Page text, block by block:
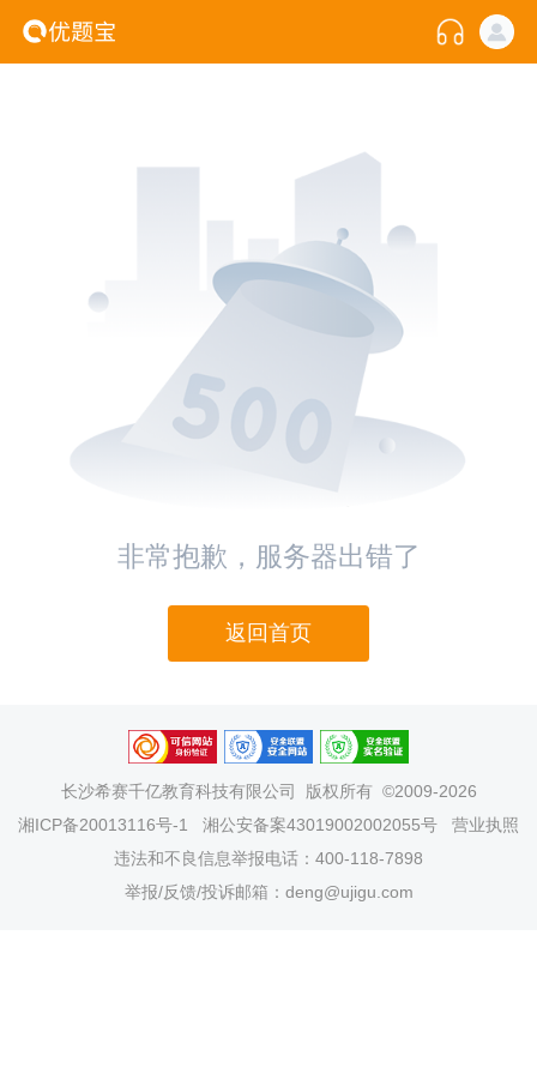
非常抱歉，服务器出错了
返回首页
长沙希赛千亿教育科技有限公司
版权所有 ©2009-2026
湘ICP备20013116号-1
湘公安备案43019002002055号
营业执照
违法和不良信息举报电话：400-118-7898
举报/反馈/投诉邮箱：deng@ujigu.com